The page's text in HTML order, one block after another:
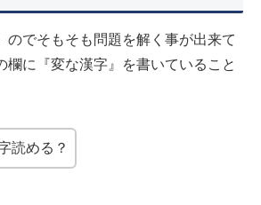
のでそもそも問題を解く事が出来て
欄に『変な漢字』を書いていること
読める？